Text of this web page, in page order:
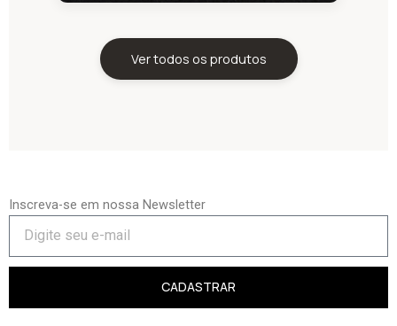
Ver todos os produtos
Inscreva-se em nossa Newsletter
CADASTRAR